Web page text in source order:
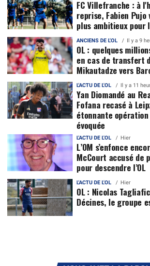
FC Villefranche : à
reprise, Fabien Pujo
plus ambitieux pour
ANCIENS DE L'OL Il y a 9
OL : quelques
en cas de transfert
Mikautadze vers
L'ACTU DE L'OL Il y a 11
Yan Diomandé au
Fofana recasé à
étonnante opération
évoquée
L'ACTU DE L'OL Hier
L’OM s’enfonce
McCourt accusé de
pour descendre l’OL
L'ACTU DE L'OL Hier
OL : Nicolas
Décines, le groupe